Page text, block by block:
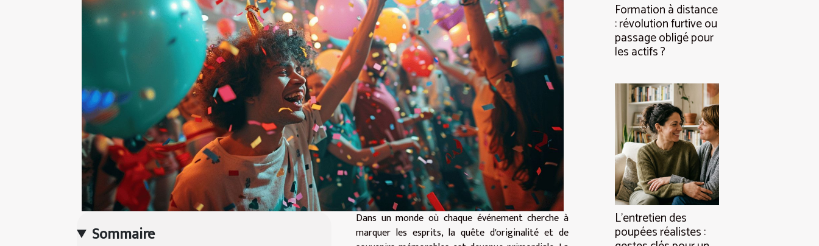
Sommaire
Dans un monde où chaque événement cherche à
marquer les esprits, la quête d'originalité et de
Formation à distance
: révolution furtive ou
passage obligé pour
les actifs ?
L’entretien des
poupées réalistes :